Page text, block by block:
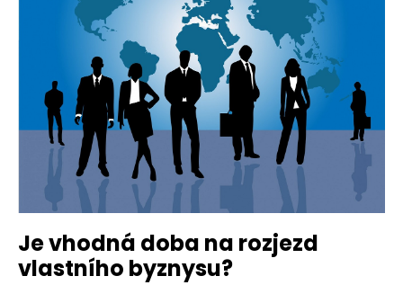
Je vhodná doba na rozjezd
vlastního byznysu?